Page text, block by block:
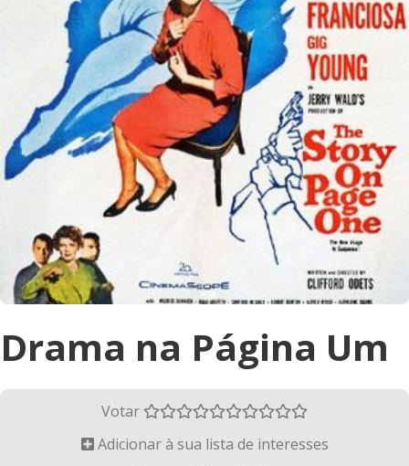
Drama na Página Um
Votar
Adicionar à sua lista de interesses